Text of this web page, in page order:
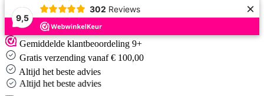
9,5
302 Reviews ×
Skip
to
content
Gemiddelde klantbeoordeling 9+
Gratis verzending vanaf € 100,00
Altijd het beste advies
Altijd het beste advies